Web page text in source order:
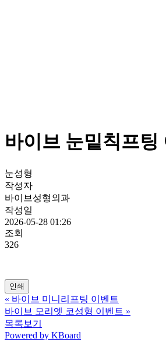
바이브 눈밑칙프팅
눈성형
작성자
바이브성형외과
작성일
2026-05-28 01:26
조회
326
인쇄
« 바이브 미니리프팅 이벤트
바이브 모리엣 코성형 이벤트 »
목록보기
Powered by KBoard